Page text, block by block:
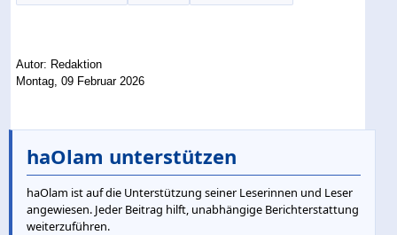
Autor: Redaktion
Montag, 09 Februar 2026
haOlam unterstützen
haOlam ist auf die Unterstützung seiner Leserinnen und Leser
angewiesen. Jeder Beitrag hilft, unabhängige Berichterstattung
weiterzuführen.